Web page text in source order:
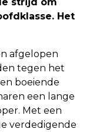
Het
afgelopen
tegen het
boeiende
een lange
Met een
verdedigende